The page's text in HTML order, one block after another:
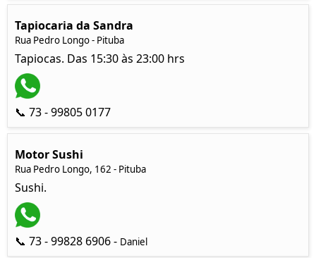
Tapiocaria da Sandra
Rua Pedro Longo - Pituba
Tapiocas. Das 15:30 às 23:00 hrs
📞 73 - 99805 0177
Motor Sushi
Rua Pedro Longo, 162 - Pituba
Sushi.
📞 73 - 99828 6906 - Daniel